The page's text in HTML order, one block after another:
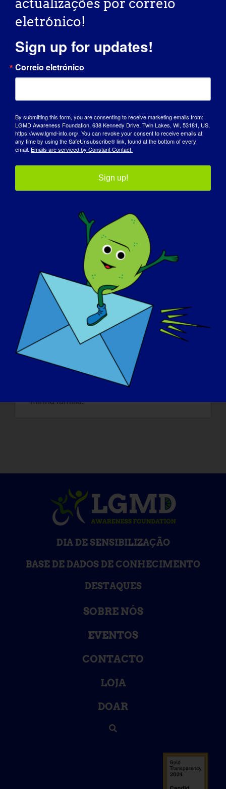
deficiência.
SOBRE A LGMD:
Em primeiro lugar, o facto de a
conhecerem de todo. Mesmo a maior
Em segundo lugar, é progressiva e
debilitante.
Em terceiro lugar, sinto-me bastante
seguro em dizer que a maioria de nós que
a temos preferiria que não fosse assim, e é
por isso que a investigação e a
Em quarto lugar, e isto é um exemplo,
recentemente, num dos nossos grupos em
linha, as pessoas com a minha doença
estavam a discutir as cinco coisas que
gostariam de fazer se estivessem curadas.
Coisas como pegar nos filhos ao colo e dar
abraços aos seus entes queridos. Esta é a
realidade perniciosa da LGMD.
SE A SUA LGMD PUDESSE SER "CURADA"
AMANHÃ, QUAL SERIA A PRIMEIRA COISA
QUE GOSTARIA DE FAZER:
Gostaria muito de poder fazer uma
caminhada numa zona arborizada com a
minha família.
DIA DE SENSIBILIZAÇÃO
BASE DE DADOS DE CONHECIMENTO
DESTAQUES
SOBRE NÓS
EVENTOS
CONTACTO
LOJA
DOAR
eletrónico!
Sign up for updates!
Correio eletrónico
By submitting this form, you are consenting to receive marketing emails from:
LGMD Awareness Foundation, 638 Kennedy Drive, Twin Lakes, WI, 53181, US,
https://www.lgmd-info.org/. You can revoke your consent to receive emails at
any time by using the SafeUnsubscribe® link, found at the bottom of every
email. Emails are serviced by Constant Contact.
Sign up!